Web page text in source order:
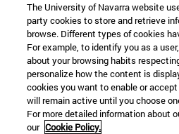
The University of Navarra website
party cookies to store and retrieve
browse. Different types of cookies
For example, to identify you as a
about your browsing habits
personalize how the content is
cookies you want to enable or
will remain active until you choose
For more detailed information about
our Cookie Policy.